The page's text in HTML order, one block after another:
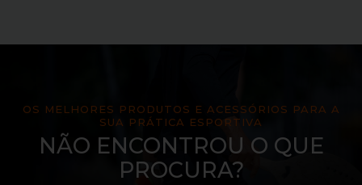
OS MELHORES PRODUTOS E ACESSÓRIOS PARA A
SUA PRÁTICA ESPORTIVA
NÃO ENCONTROU O QUE
PROCURA?